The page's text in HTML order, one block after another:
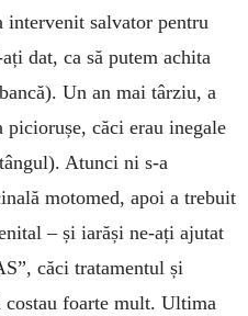
intervenit salvator pentru
dat, ca să putem achita
Un an mai târziu, a
căci erau inegale
Atunci ni s-a
motomed, apoi a trebuit
– și ia­răși ne-ați ajutat
căci tratamentul și
costau foarte mult. Ultima